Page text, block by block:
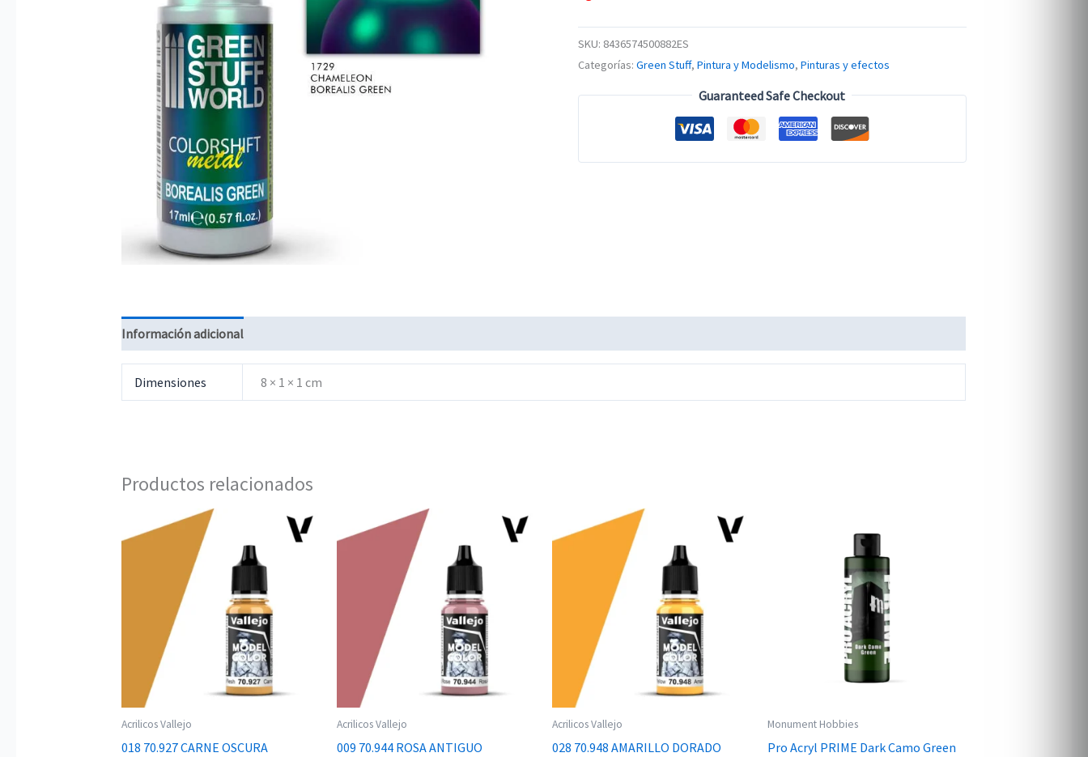
SKU: 8436574500882ES
Categorías: Green Stuff, Pintura y Modelismo, Pinturas y efectos
Guaranteed Safe Checkout
Información adicional
Dimensiones 8 × 1 × 1 cm
Productos relacionados
Acrilicos Vallejo
018 70.927 CARNE OSCURA
Acrilicos Vallejo
009 70.944 ROSA ANTIGUO
Acrilicos Vallejo
028 70.948 AMARILLO DORADO
Monument Hobbies
Pro Acryl PRIME Dark Camo Green